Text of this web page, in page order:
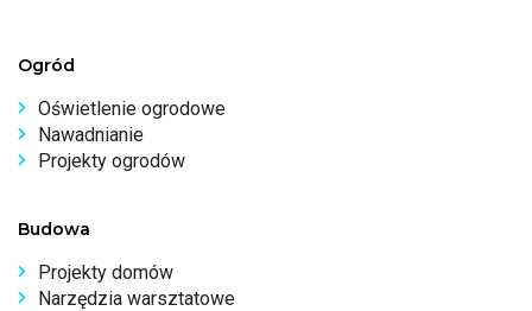
Ogród
Oświetlenie ogrodowe
Nawadnianie
Projekty ogrodów
Budowa
Projekty domów
Narzędzia warsztatowe